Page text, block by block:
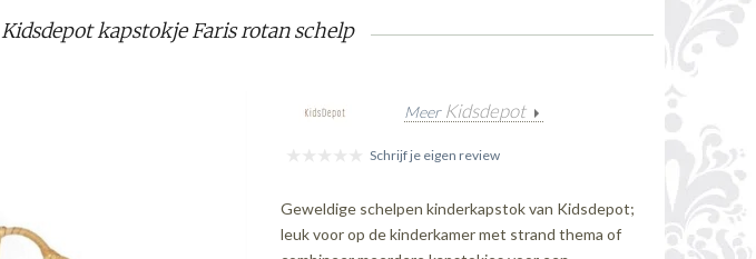
Kidsdepot kapstokje Faris rotan schelp
Meer Kidsdepot
Schrijf je eigen review
Geweldige schelpen kinderkapstok van Kidsdepot;
leuk voor op de kinderkamer met strand thema of